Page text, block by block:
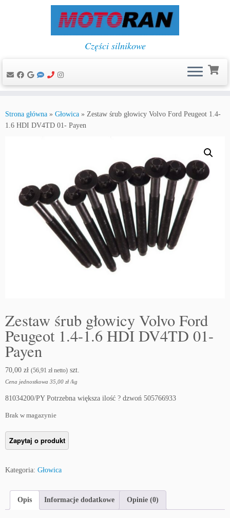
do
treści
Części silnikowe
Strona główna » Głowica » Zestaw śrub głowicy Volvo Ford Peugeot 1.4-
1.6 HDI DV4TD 01- Payen
Zestaw śrub głowicy Volvo Ford
Peugeot 1.4-1.6 HDI DV4TD 01-
Payen
70,00 zł (56,91 zł netto) szt.
Cena jednostkowa 35,00 zł /kg
81034200/PY Potrzebna większa ilość ? dzwoń 505766933
Brak w magazynie
Kategoria: Głowica
Opis Informacje dodatkowe Opinie (0)